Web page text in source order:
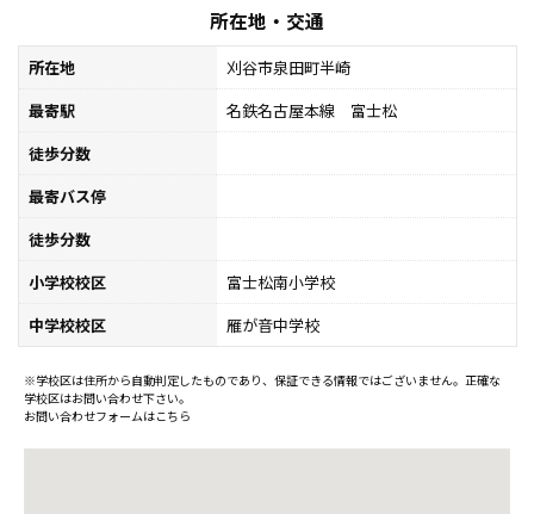
所在地・交通
所在地
刈谷市泉田町半崎
最寄駅
名鉄名古屋本線 富士松
徒歩分数
最寄バス停
徒歩分数
小学校校区
富士松南小学校
中学校校区
雁が音中学校
※学校区は住所から自動判定したものであり、保証できる情報ではございません。正確な
学校区はお問い合わせ下さい。
お問い合わせフォームはこちら